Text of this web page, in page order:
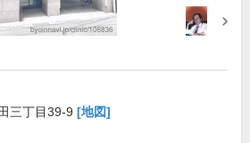
三丁目39-9 [地図]